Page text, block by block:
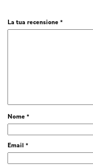
La tua recensione*
Nome*
Email *